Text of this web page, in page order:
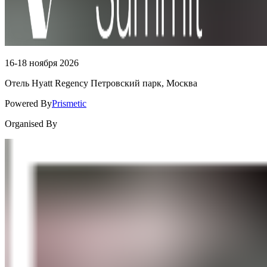
16-18 ноября 2026
Отель Hyatt Regency Петровский парк, Москва
Powered ByPrismetic
Organised By